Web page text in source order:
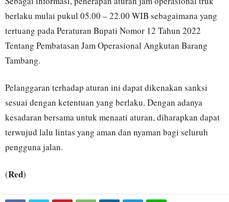
berlaku mulai pukul 05.00 – 22.00 WIB sebagaimana yang
tertuang pada Peraturan Bupati Nomor 12 Tahun 2022
Tentang Pembatasan Jam Operasional Angkutan Barang
Tambang.
Pelanggaran terhadap aturan ini dapat dikenakan sanksi
sesuai dengan ketentuan yang berlaku. Dengan adanya
kesadaran bersama untuk menaati aturan, diharapkan dapat
terwujud lalu lintas yang aman dan nyaman bagi seluruh
pengguna jalan.
(Red)